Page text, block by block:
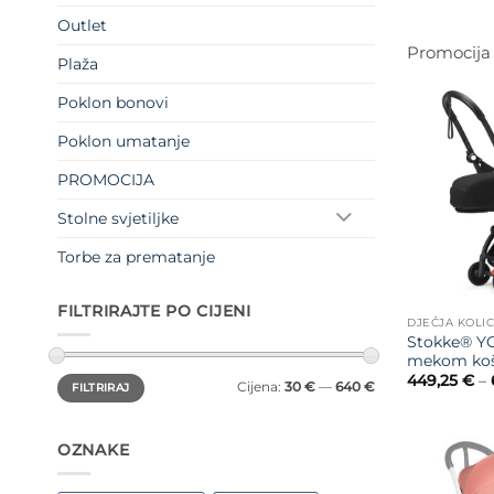
Outlet
Plaža
Poklon bonovi
Poklon umatanje
PROMOCIJA
Stolne svjetiljke
Torbe za prematanje
FILTRIRAJTE PO CIJENI
Min
cijena
Maks
cijenaFILTRIRAJ Cijena: 30 €— 640 €
OZNAKE
Promocija
DJEČJA
Stokke®
mekom
449,25€ –